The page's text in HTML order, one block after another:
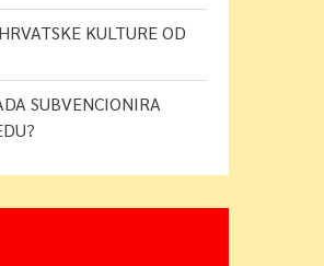
KULTURE OD
SUBVENCIONIRA